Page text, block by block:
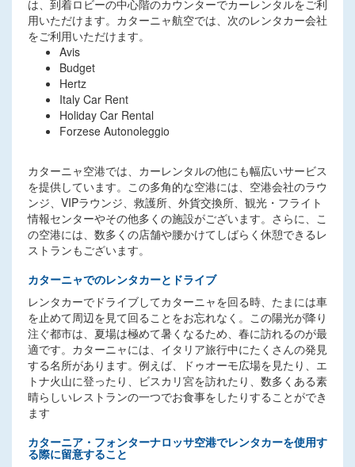
は、到着ロビーの中心階のカウンターでカーレンタルをご利
用いただけます。カターニャ航空では、次のレンタカー会社
をご利用いただけます。
Avis
Budget
Hertz
Italy Car Rent
Holiday Car Rental
Forzese Autonoleggio
カターニャ空港では、カーレンタルの他にも幅広いサービス
を提供しています。この多角的な空港には、空港会社のラウ
ンジ、VIPラウンジ、救護所、外貨交換所、観光・フライト
情報センターやその他多くの施設がございます。さらに、こ
の空港には、数多くの店舗や腰かけてしばらく休憩できるレ
ストランもございます。
カターニャでのレンタカーとドライブ
レンタカーでドライブしてカターニャを回る時、たまには車
を止めて周辺を見て回ることをお忘れなく。この陽光が降り
注ぐ都市は、夏場は極めて暑くなるため、春に訪れるのが最
適です。カターニャには、イタリア旅行中にたくさんの発見
する名所があります。例えば、ドゥオーモ広場を見たり、エ
トナ火山に登ったり、ビスカリ宮を訪れたり、数多くある素
晴らしいレストランの一つでお食事をしたりすることができ
ます
カターニア・フォンターナロッサ空港でレンタカーを使用す
る際に留意すること